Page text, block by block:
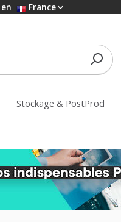
en France
Stockage & PostProd